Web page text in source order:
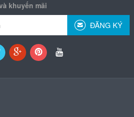
khuyến mãi
ĐĂNG KÝ